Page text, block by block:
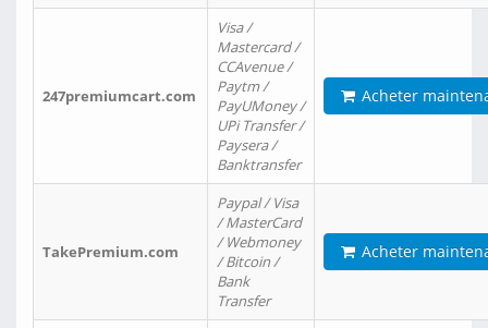
247premiumcart.com
Visa /
Mastercard /
CCAvenue /
Paytm /
PayUMoney /
UPi Transfer /
Paysera /
Banktransfer
Acheter
TakePremium.com
Paypal / Visa
/ MasterCard
/ Webmoney
/ Bitcoin /
Bank
Transfer
Acheter